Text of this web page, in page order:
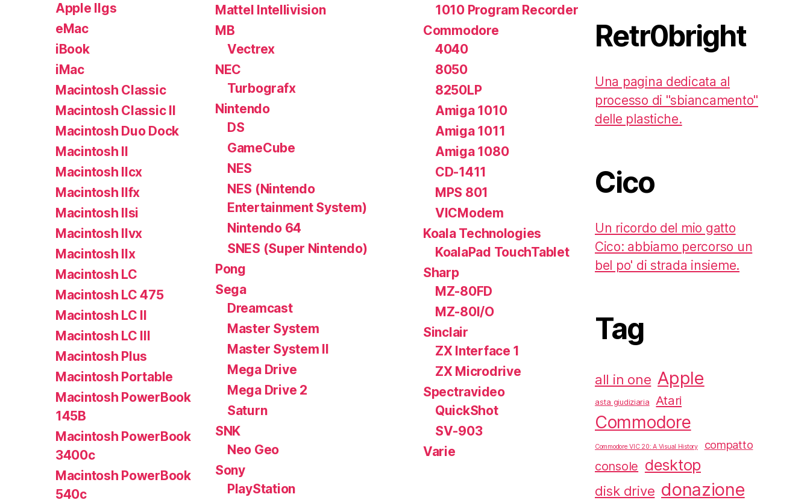
Apple IIgs
eMac
iBook
iMac
Macintosh Classic
Macintosh Classic II
Macintosh Duo Dock
Macintosh II
Macintosh IIcx
Macintosh IIfx
Macintosh IIsi
Macintosh IIvx
Macintosh IIx
Macintosh LC
Macintosh LC 475
Macintosh LC II
Macintosh LC III
Macintosh Plus
Macintosh Portable
Macintosh PowerBook
145B
Macintosh PowerBook
3400c
Macintosh PowerBook
540c
Mattel Intellivision
MB
Vectrex
NEC
Turbografx
Nintendo
DS
GameCube
NES
NES (Nintendo
Entertainment System)
Nintendo 64
SNES (Super Nintendo)
Pong
Sega
Dreamcast
Master System
Master System II
Mega Drive
Mega Drive 2
Saturn
SNK
Neo Geo
Sony
PlayStation
1010 Program Recorder
Commodore
4040
8050
8250LP
Amiga 1010
Amiga 1011
Amiga 1080
CD-1411
MPS 801
VICModem
Koala Technologies
KoalaPad TouchTablet
Sharp
MZ-80FD
MZ-80I/O
Sinclair
ZX Interface 1
ZX Microdrive
Spectravideo
QuickShot
SV-903
Varie
Retr0bright
Una pagina dedicata al
processo di "sbiancamento"
delle plastiche.
Cico
Un ricordo del mio gatto
Cico: abbiamo percorso un
bel po' di strada insieme.
Tag
all in one Apple
asta giudiziaria Atari
Commodore
Commodore VIC 20: A Visual History compatto
console desktop
disk drive donazione